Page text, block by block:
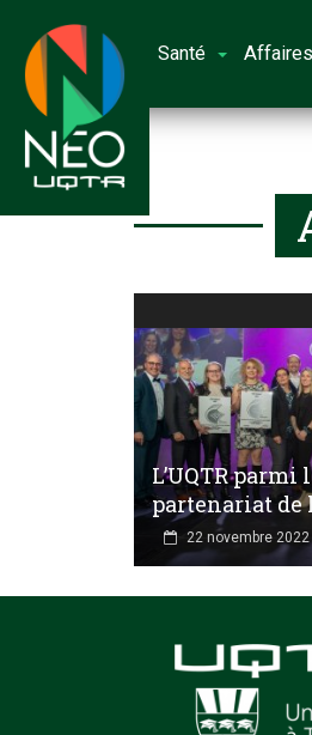
Santé Affaires
L’UQTR
partenariat de
22 novembre 2022